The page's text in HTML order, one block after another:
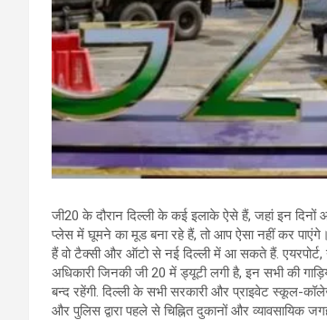
जी20 के दौरान दिल्ली के कई इलाके ऐसे हैं, जहां इन
प्लेस में घूमने का मूड बना रहे हैं, तो आप ऐसा नहीं कर
हैं वो टैक्सी और ऑटो से नई दिल्ली में आ सकते हैं. एयरपोर्ट,
अधिकारी जिनकी जी 20 में ड्यूटी लगी है, इन सभी की
बन्द रहेंगी. दिल्ली के सभी सरकारी और प्राइवेट स्कूल-
और पुलिस द्वारा पहले से चिह्नित दुकानों और